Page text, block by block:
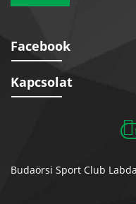
Facebook
Kapcsolat
Budaörsi Sport Club